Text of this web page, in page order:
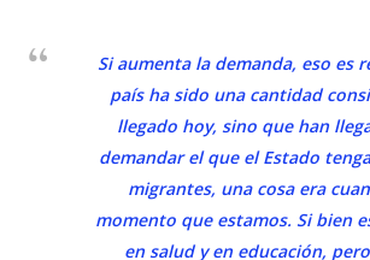
Si aumenta la demanda, eso es
país ha sido una cantidad
llegado hoy, sino que han
demandar el que el Estado
migrantes, una cosa era
momento que estamos. Si bien
en salud y en educación,